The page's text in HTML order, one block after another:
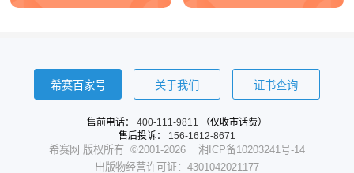
职业能力
际交流、语言表达、团队合作、计划组织能力； 4.具备识读
件制造与装调的能力； 5.具备基本的计算机操作能力和外语
应用能力； 6.具备对汽车零部件及整车生产现场实施质量监
希赛百家号 关于我们 证书查询
售前电话： 400-111-9811
（仅收市话费）
售后投诉： 156-1612-8671
希赛网 版权所有 ©2001-2026 湘ICP备10203241号-14
出版物经营许可证：4301042021177